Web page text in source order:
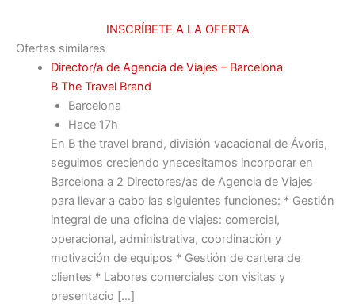
INSCRÍBETE A LA OFERTA
Ofertas similares
Director/a de Agencia de Viajes – Barcelona
B The Travel Brand
Barcelona
Hace 17h
En B the travel brand, división vacacional de Ávoris,
seguimos creciendo ynecesitamos incorporar en
Barcelona a 2 Directores/as de Agencia de Viajes
para llevar a cabo las siguientes funciones: * Gestión
integral de una oficina de viajes: comercial,
operacional, administrativa, coordinación y
motivación de equipos * Gestión de cartera de
clientes * Labores comerciales con visitas y
presentacio […]